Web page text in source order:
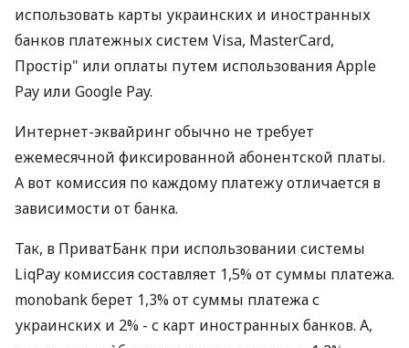
использовать карты украинских и иностранных
банков платежных систем Visa, MasterCard,
Простір" или оплаты путем использования Apple
Pay или Google Pay.
Интернет-эквайринг обычно не требует
ежемесячной фиксированной абонентской платы.
А вот комиссия по каждому платежу отличается в
зависимости от банка.
Так, в ПриватБанк при использовании системы
LiqPay комиссия составляет 1,5% от суммы платежа.
monobank берет 1,3% от суммы платежа с
украинских и 2% - с карт иностранных банков. А,